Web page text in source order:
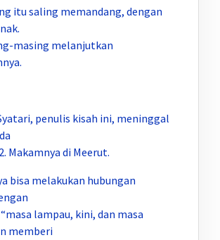
itu saling memandang, dengan
masing melanjutkan
penulis kisah ini, meninggal
Makamnya di Meerut.
bisa melakukan hubungan
lampau, kini, dan masa
memberi